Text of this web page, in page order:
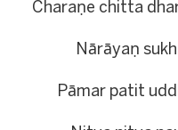
Charaṇe chitta
Nārāyaṇ
Pāmar patit